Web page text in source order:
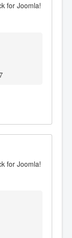
for Joomla!
for Joomla!